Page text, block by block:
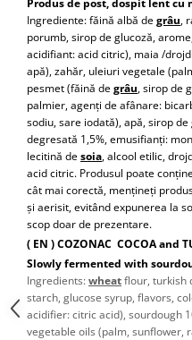
Turta dulce
Turta dulce cu nuci
Turta dulce de Sibiu
Turta dulce cu miere
Croissant
Croissant Duofino
Croissant cu maia
Cornulete
Boromele
Cornulete fragede
Pasca
Pasca Fresh
Cereale
Paine
Produs de post, dospit lent cu
Ingrediente: făină albă degrâu,
porumb, sirop de glucoză,
acidifiant: acid citric), maia /
apă), zahăr, uleiuri vegetale
pesmet (făină degrâu, sirop de
palmier, agenți de afânare:
sodiu, sare iodată), apă, sirop
degresată 1,5%, emusifianți:
lecitină desoia, alcool etilic,
acid citric. Produsul poate
cât mai corectă, menţineţi
şi aerisit, evitând expunerea la
scop doar de prezentare.
( EN ) COZONAC COCOA and
Slowly fermented with
Ingredients:wheatflour, turkish
starch, glucose syrup, flavors,
acidifier: citric acid), sourdough
vegetable oils (palm, sunflower,